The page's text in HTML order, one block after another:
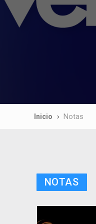
Inicio Notas
NOTAS